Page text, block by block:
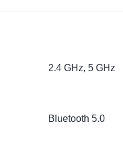
2.4 GHz, 5 GHz
Bluetooth 5.0